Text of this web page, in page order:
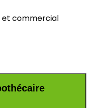
et commercial